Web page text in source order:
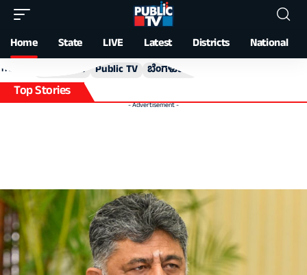
Home State LIVE Latest Districts National
Trending ಪಬ್ಲಿಕ್ ಟಿವಿ Public TV ಬೆಂಗಳೂರು
Top Stories
- Advertisement -